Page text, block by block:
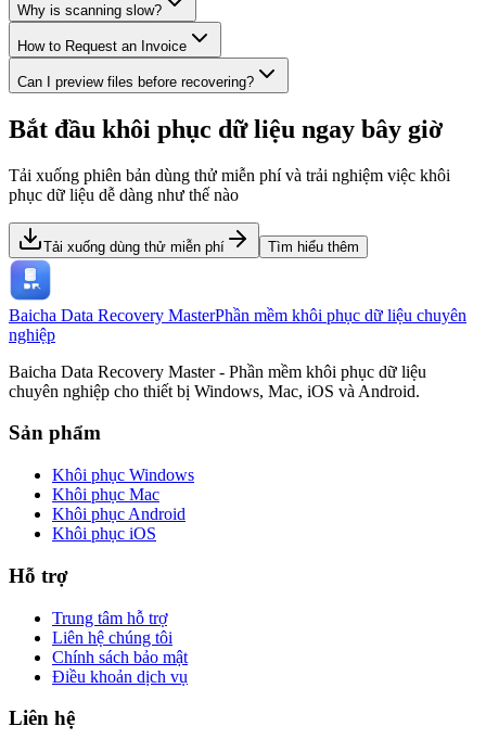
Why is scanning slow?
How to Request an Invoice
Can I preview files before recovering?
Bắt đầu khôi phục dữ liệu ngay bây giờ
Tải xuống phiên bản dùng thử miễn phí và trải nghiệm việc khôi
phục dữ liệu dễ dàng như thế nào
Tải xuống dùng thử miễn phí Tìm hiểu thêm
Baicha Data Recovery MasterPhần mềm khôi phục dữ liệu chuyên
nghiệp
Baicha Data Recovery Master - Phần mềm khôi phục dữ liệu
chuyên nghiệp cho thiết bị Windows, Mac, iOS và Android.
Sản phẩm
Khôi phục Windows
Khôi phục Mac
Khôi phục Android
Khôi phục iOS
Hỗ trợ
Trung tâm hỗ trợ
Liên hệ chúng tôi
Chính sách bảo mật
Điều khoản dịch vụ
Liên hệ